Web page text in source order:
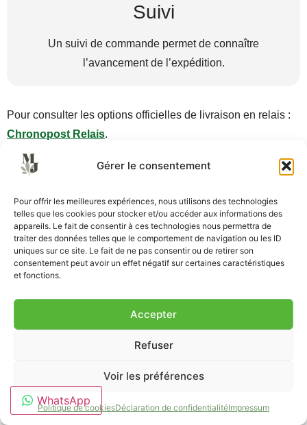
Gérer le consentement
Pour offrir les meilleures expériences, nous utilisons des technologies
telles que les cookies pour stocker et/ou accéder aux informations des
appareils. Le fait de consentir à ces technologies nous permettra de
traiter des données telles que le comportement de navigation ou les ID
uniques sur ce site. Le fait de ne pas consentir ou de retirer son
consentement peut avoir un effet négatif sur certaines caractéristiques
et fonctions.
Accepter
Refuser
Voir les préférences
Politique de cookiesDéclaration de confidentialitéImpressum
Suivi
Un suivi de commande permet de connaître
l’avancement de l’expédition.
Pour consulter les options officielles de livraison en relais :
Chronopost Relais.
Acheter du CBD à Nantes :
livraison rapide en Loire-
Atlantique
Si vous habitez dans l’ouest de la France, il est simple
d’acheter du CBD à Nantes sans forcément vous déplacer.
comparer les fleurs CBD, résines CBD, huiles présentées
avec prudence et promotions disponibles.
Vertou, Orvault ou Saint-Sébastien-sur-Loire utilisent
aujourd’hui la commande en ligne pour accéder à un choix
plus large et à une livraison suivie.
WhatsApp